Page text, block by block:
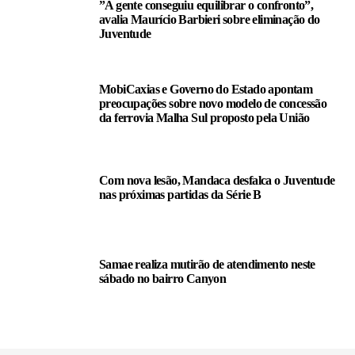
”A gente conseguiu equilibrar o confronto”,
avalia Maurício Barbieri sobre eliminação do
Juventude
MobiCaxias e Governo do Estado apontam
preocupações sobre novo modelo de concessão
da ferrovia Malha Sul proposto pela União
Com nova lesão, Mandaca desfalca o Juventude
nas próximas partidas da Série B
Samae realiza mutirão de atendimento neste
sábado no bairro Canyon